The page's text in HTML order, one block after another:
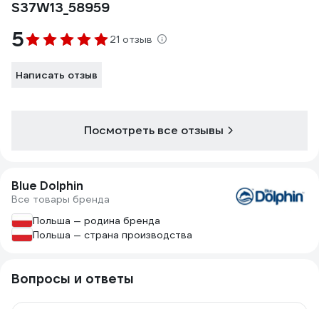
S37W13_58959
5 21 отзыв
Написать отзыв
Посмотреть все отзывы
Blue Dolphin
Все товары бренда
Польша — родина бренда
Польша — страна производства
Вопросы и ответы